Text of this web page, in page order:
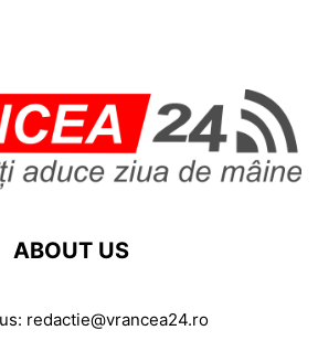
ABOUT US
redactie@vrancea24.ro